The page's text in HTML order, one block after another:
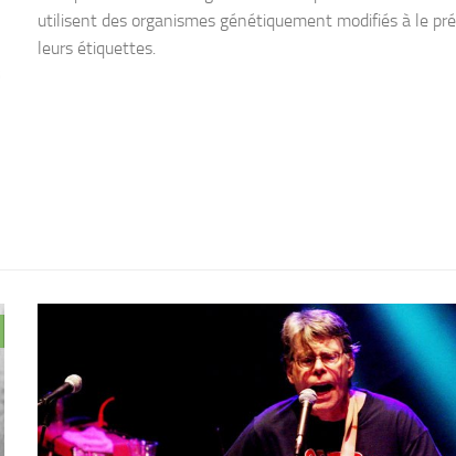
utilisent des organismes génétiquement modifiés à le
leurs étiquettes.